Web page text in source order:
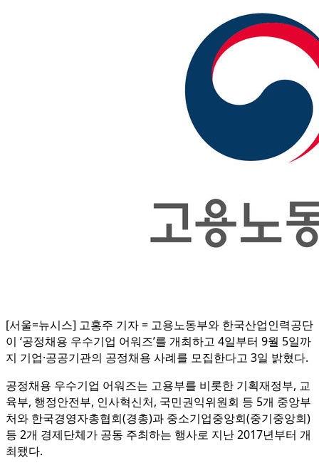
[서울=뉴시스] 고홍주 기자 = 고용노동부와 한국산업인력공단
이 ‘공정채용 우수기업 어워즈’를 개최하고 4일부터 9월 5일까
지 기업·공공기관의 공정채용 사례를 모집한다고 3일 밝혔다.
공정채용 우수기업 어워즈는 고용부를 비롯한 기획재정부, 교
육부, 행정안전부, 인사혁신처, 국민권익위원회 등 5개 중앙부
처와 한국경영자총협회(경총)과 중소기업중앙회(중기중앙회)
등 2개 경제단체가 공동 주최하는 행사로 지난 2017년부터 개
최됐다.